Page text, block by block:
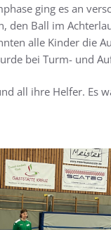
ging es an
den Ball im
alle Kinder die
bei Turm- und
all ihre Helfer. Es